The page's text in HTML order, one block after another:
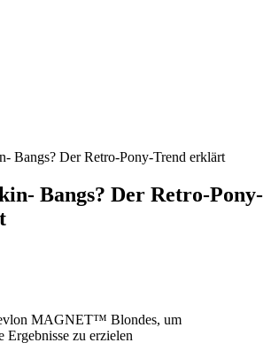
Bangs? Der Retro-Pony-Trend erklärt
Bangs? Der Retro-Pony-
MAGNET™ Blondes, um
Ergebnisse zu erzielen